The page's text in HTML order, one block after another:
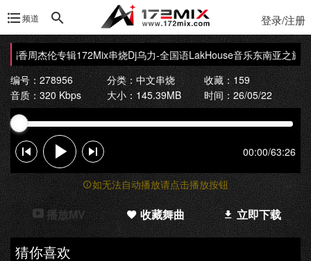
频道 登录/注册
香周杰伦专辑172Mix串烧Dj乌力-全国语LakHouse音乐东南亚之旅
编号：278956
分类：中文串烧
收藏：159
音质：320 Kbps
大小：145.39MB 时间：26/05/22
00:00/63:26
如无法自动播放请点击播放按钮
播放MV 收藏舞曲 立即下载
猜你喜欢